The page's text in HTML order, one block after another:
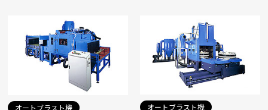
オートブラスト機 オートブラスト機